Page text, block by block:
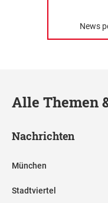
News
Alle Themen
Nachrichten
München
Stadtviertel